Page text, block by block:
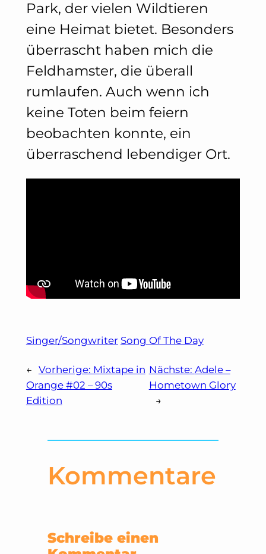
Park, der vielen Wildtieren
eine Heimat bietet. Besonders
überrascht haben mich die
Feldhamster, die überall
rumlaufen. Auch wenn ich
keine Toten beim feiern
beobachten konnte, ein
überraschend lebendiger Ort.
Singer/Songwriter Song Of The Day
← Vorherige: Mixtape in
Orange #02 – 90s
Edition
Nächste: Adele –
Hometown Glory
→
Kommentare
Schreibe einen